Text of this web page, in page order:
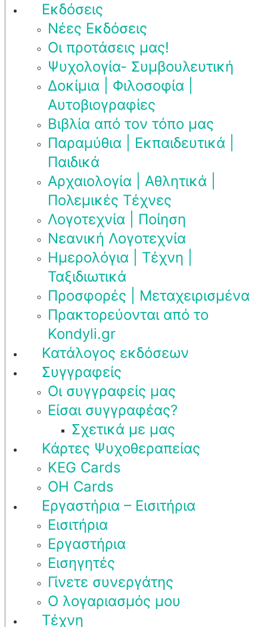
Εκδόσεις
Νέες Εκδόσεις
Οι προτάσεις μας!
Ψυχολογία- Συμβουλευτική
Δοκίμια | Φιλοσοφία |
Αυτοβιογραφίες
Βιβλία από τον τόπο μας
Παραμύθια | Εκπαιδευτικά |
Παιδικά
Αρχαιολογία | Αθλητικά |
Πολεμικές Τέχνες
Λογοτεχνία | Ποίηση
Νεανική Λογοτεχνία
Ημερολόγια | Τέχνη |
Ταξιδιωτικά
Προσφορές | Μεταχειρισμένα
Πρακτορεύονται από το
Kondyli.gr
Κατάλογος εκδόσεων
Συγγραφείς
Οι συγγραφείς μας
Είσαι συγγραφέας?
Σχετικά με μας
Κάρτες Ψυχοθεραπείας
KEG Cards
OH Cards
Εργαστήρια – Εισιτήρια
Εισιτήρια
Εργαστήρια
Εισηγητές
Γίνετε συνεργάτης
Ο λογαριασμός μου
Τέχνη